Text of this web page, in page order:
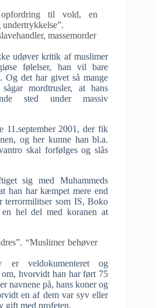
til vold, en
massemorder
udøver kritik af muslimer
følelser, han vil bare
Og det har givet så mange
mordtrusler, at hans
sted under massiv
11.september 2001, der fik
og her kunne han bl.a.
skal forfølges og slås
sig med Muhammeds
han har kæmpet mere end
terrormilitser som IS, Boko
hel del med koranen at
“Muslimer behøver
er veldokumenteret og
hvorvidt han har ført 75
navnene på, hans koner og
en af dem var syv eller
gift med profeten.